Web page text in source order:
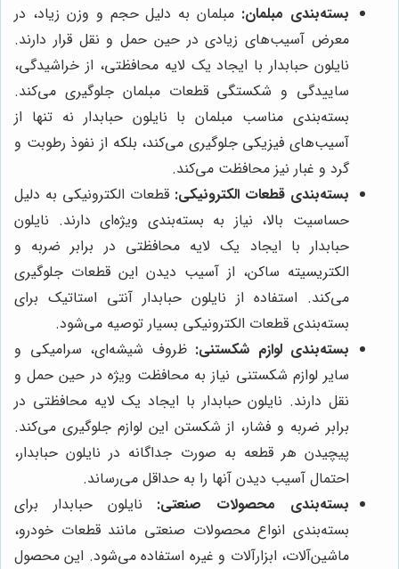
بسته‌بندی مبلمان: مبلمان به دلیل حجم و وزن زیاد، در
معرض آسیب‌های زیادی در حین حمل و نقل قرار دارند.
نایلون حبابدار با ایجاد یک لایه محافظتی، از خراشیدگی،
ساییدگی و شکستگی قطعات مبلمان جلوگیری می‌کند.
بسته‌بندی مناسب مبلمان با نایلون حبابدار نه تنها از
آسیب‌های فیزیکی جلوگیری می‌کند، بلکه از نفوذ رطوبت و
گرد و غبار نیز محافظت می‌کند.
بسته‌بندی قطعات الکترونیکی: قطعات الکترونیکی به دلیل
حساسیت بالا، نیاز به بسته‌بندی ویژه‌ای دارند. نایلون
حبابدار با ایجاد یک لایه محافظتی در برابر ضربه و
الکتریسیته ساکن، از آسیب دیدن این قطعات جلوگیری
می‌کند. استفاده از نایلون حبابدار آنتی استاتیک برای
بسته‌بندی قطعات الکترونیکی بسیار توصیه می‌شود.
بسته‌بندی لوازم شکستنی: ظروف شیشه‌ای، سرامیکی و
سایر لوازم شکستنی نیاز به محافظت ویژه در حین حمل و
نقل دارند. نایلون حبابدار با ایجاد یک لایه محافظتی در
برابر ضربه و فشار، از شکستن این لوازم جلوگیری می‌کند.
پیچیدن هر قطعه به صورت جداگانه در نایلون حبابدار،
احتمال آسیب دیدن آنها را به حداقل می‌رساند.
بسته‌بندی محصولات صنعتی: نایلون حبابدار برای
بسته‌بندی انواع محصولات صنعتی مانند قطعات خودرو،
ماشین‌آلات، ابزارآلات و غیره استفاده می‌شود. این محصول